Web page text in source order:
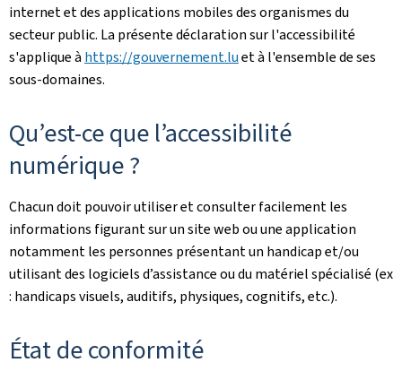
internet et des applications mobiles des organismes du
secteur public. La présente déclaration sur l'accessibilité
s'applique à https://gouvernement.luet à l'ensemble de ses
sous-domaines.
Qu’est-ce que l’accessibilité
numérique ?
Chacun doit pouvoir utiliser et consulter facilement les
informations figurant sur un site web ou une application
notamment les personnes présentant un handicap et/ou
utilisant des logiciels d’assistance ou du matériel spécialisé (ex
: handicaps visuels, auditifs, physiques, cognitifs, etc.).
État de conformité